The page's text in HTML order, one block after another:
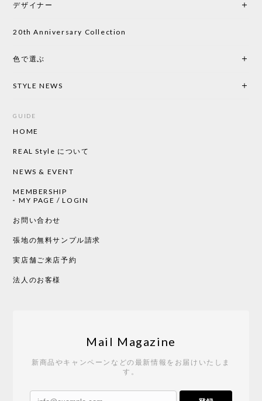
デザイナー
20th Anniversary Collection
色で選ぶ
STYLE NEWS
GUIDE
HOME
REAL Style について
NEWS & EVENT
MEMBERSHIP
MY PAGE / LOGIN
お問い合わせ
張地の無料サンプル請求
実店舗ご来店予約
法人のお客様
Mail Magazine
新商品やキャンペーンなどの最新情報をお届けいたしま
す。